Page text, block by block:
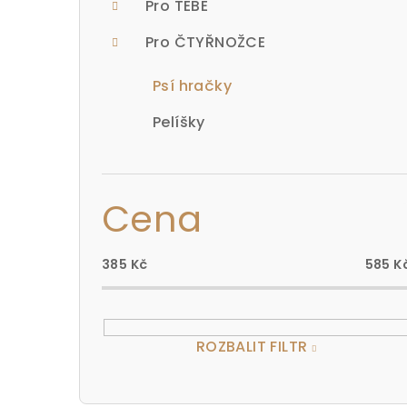
Pro TEBE
Pro ČTYŘNOŽCE
Psí hračky
Pelíšky
Cena
385 Kč 585
ROZBALIT FILTR